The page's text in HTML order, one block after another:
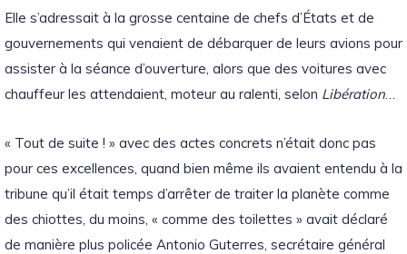
Elle s’adressait à la grosse centaine de chefs d’États et de
gouvernements qui venaient de débarquer de leurs avions pour
assister à la séance d’ouverture, alors que des voitures avec
chauffeur les attendaient, moteur au ralenti, selon Libération…
« Tout de suite ! » avec des actes concrets n’était donc pas
pour ces excellences, quand bien même ils avaient entendu à la
tribune qu’il était temps d’arrêter de traiter la planète comme
des chiottes, du moins, « comme des toilettes » avait déclaré
de manière plus policée Antonio Guterres, secrétaire général